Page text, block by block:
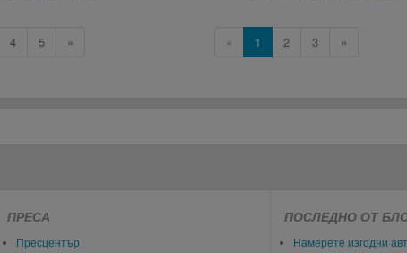
4 5 » « 1 2 3 »
ПРЕСА
Пресцентър
ПОСЛЕДНО ОТ
Намерете изгодни